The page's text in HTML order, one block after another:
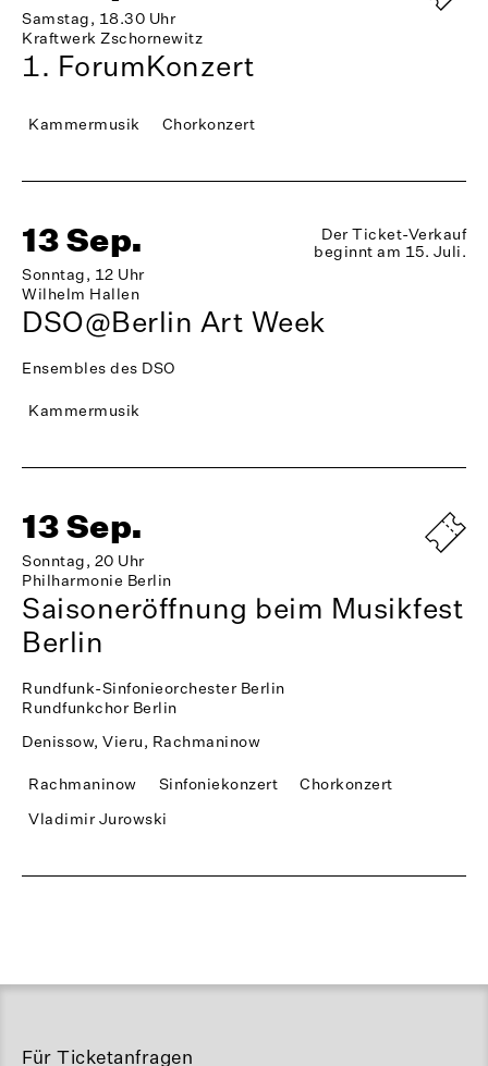
Samstag, 18.30 Uhr
Kraftwerk Zschornewitz
1. ForumKonzert
Kammermusik Chorkonzert
13 Sep.
Sonntag, 12 Uhr
Wilhelm Hallen
Der Ticket-Verkauf
beginnt am 15. Juli.
DSO@Berlin Art Week
Ensembles des DSO
Kammermusik
13 Sep.
Sonntag, 20 Uhr
Philharmonie Berlin
Saisoneröffnung beim Musikfest
Berlin
Rundfunk-Sinfonieorchester Berlin
Rundfunkchor Berlin
Denissow, Vieru, Rachmaninow
Rachmaninow Sinfoniekonzert
Chorkonzert
Vladimir Jurowski
Für Ticketanfragen